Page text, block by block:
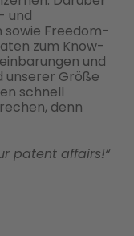
und
Freedom-
zum Know-
und
unserer Größe
schnell
denn
patent affairs!“